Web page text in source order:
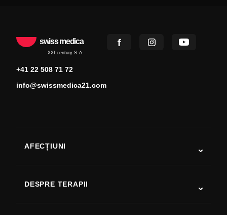
swiss medica
XXI century S.A.
+41 22 508 71 72
info@swissmedica21.com
AFECȚIUNI
DESPRE TERAPII